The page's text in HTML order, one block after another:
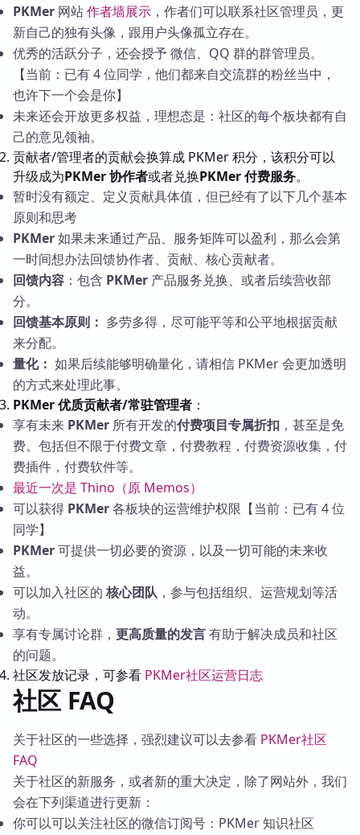
PKMer 网站作者墙展示 ，作者们可以联系社区管理员，更
新自己的独有头像，跟用户头像孤立存在。
优秀的活跃分子，还会授予 微信、QQ 群的群管理员。
【当前：已有 4 位同学，他们都来自交流群的粉丝当中，
也许下一个会是你】
未来还会开放更多权益，理想态是：社区的每个板块都有自
己的意见领袖。
贡献者/管理者的贡献会换算成 PKMer 积分，该积分可以
升级成为PKMer 协作者或者兑换PKMer 付费服务。
暂时没有额定、定义贡献具体值，但已经有了以下几个基本
原则和思考
PKMer如果未来通过产品、服务矩阵可以盈利，那么会第
一时间想办法回馈协作者、贡献、核心贡献者。
回馈内容 ：包含 PKMer 产品服务兑换、或者后续营收部
分。
回馈基本原则： 多劳多得，尽可能平等和公平地根据贡献
来分配。
量化： 如果后续能够明确量化，请相信 PKMer 会更加透明
的方式来处理此事。
PKMer 优质贡献者/常驻管理者 ：
享有未来 PKMer 所有开发的付费项目专属折扣 ，甚至是免
费。包括但不限于付费文章，付费教程，付费资源收集，付
费插件，付费软件等。
最近一次是 Thino（原 Memos）
可以获得 PKMer各板块的运营维护权限【当前：已有 4 位
同学】
PKMer可提供一切必要的资源，以及一切可能的未来收
益。
可以加入社区的 核心团队 ，参与包括组织、运营规划等活
动。
享有专属讨论群， 更高质量的发言有助于解决成员和社区
的问题。
社区发放记录，可参看 PKMer社区运营日志
社区 FAQ
关于社区的一些选择，强烈建议可以去参看 PKMer社区
FAQ
关于社区的新服务，或者新的重大决定，除了网站外，我们
会在下列渠道进行更新：
你可以可以关注社区的微信订阅号：PKMer 知识社区